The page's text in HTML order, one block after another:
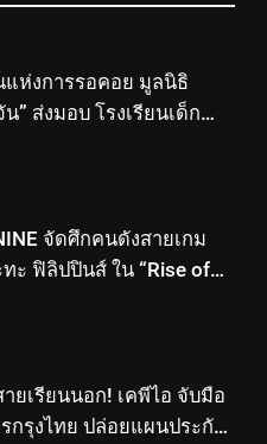
วัน เปลี่ยนพื้นที่ว่างเปล่า
เป็นโรงเรียนแห่งความหวัง
จัดศึกคนดังสายเกม
ลิปปินส์ ใน “Rise of
Lord” เปิดสงครามกิลด์
ายเรียนนอก! เคพีไอ จับมือ
กรุงไทย ปล่อยแผนประกัน
INTER” ยกระดับความ
อน
ทคโนโลยีไทย-ญี่ปุ่น (TNI:
ฉลองครบรอบ 19ปี จัด